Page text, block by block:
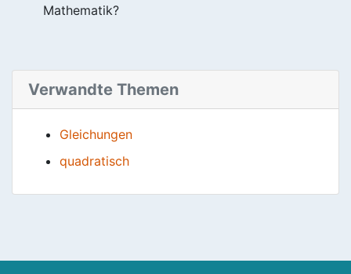
Mathematik?
Verwandte Themen
Gleichungen
quadratisch